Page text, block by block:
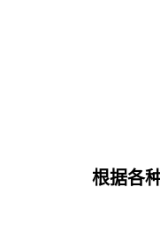
根据各